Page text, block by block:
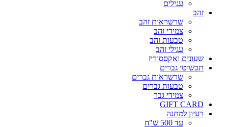
עגילים
זהב
שרשראות זהב
צמידי זהב
טבעות זהב
עגילי זהב
שעונים ואקססוריז
תכשיטי גברים
שרשראות גברים
טבעות גברים
צמידי גבר
GIFT CARD
רעיון למתנה
עד 500 ש"ח